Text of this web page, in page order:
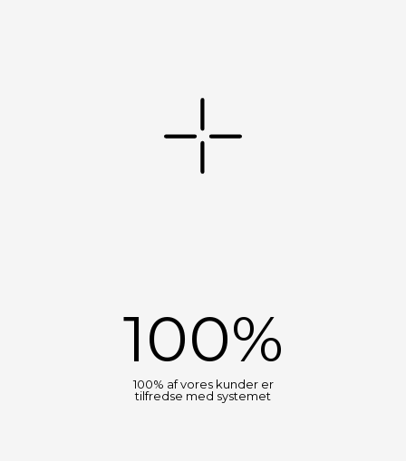
100%
100% af vores kunder er
tilfredse med systemet